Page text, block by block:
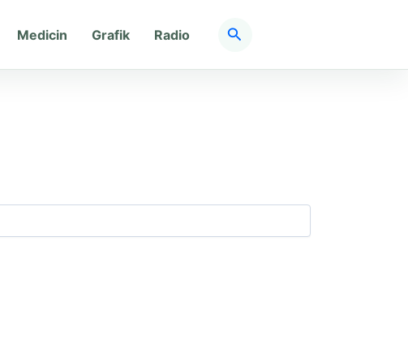
Medicin Grafik Radio Søg